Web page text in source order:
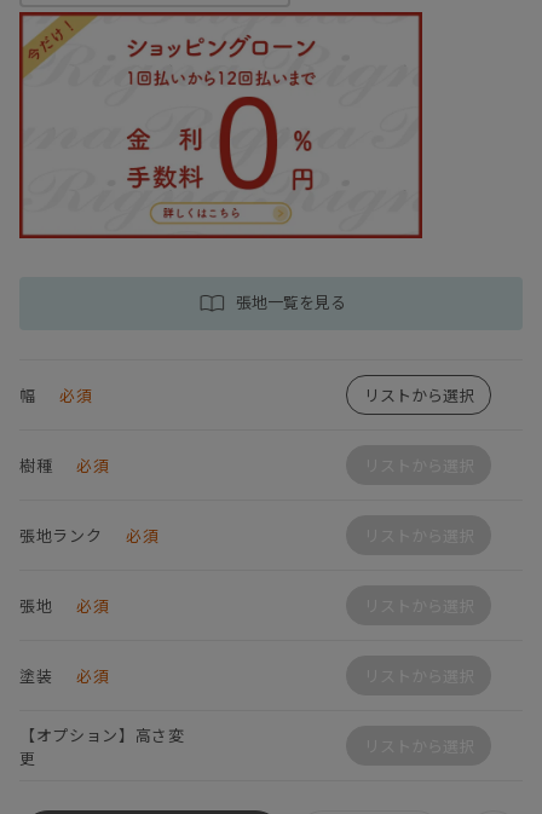
張地一覧を見る
幅 必須 リストから選択
樹種 必須
張地ランク 必須
張地 必須
塗装 必須
【オプション】高さ変
更